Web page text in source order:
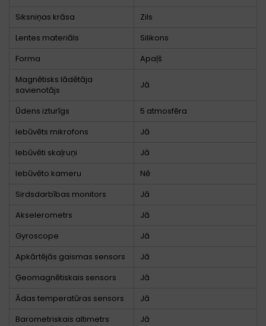
Siksniņas krāsa
Zils
Lentes materiāls
Silikons
Forma
Apaļš
Magnētisks lādētāja
savienotājs
Jā
Ūdens izturīgs
5 atmosfēra
Iebūvēts mikrofons
Jā
Iebūvēti skaļruņi
Jā
Iebūvēto kameru
Nē
Sirdsdarbības monitors
Jā
Akselerometrs
Jā
Gyroscope
Jā
Apkārtējās gaismas sensors
Jā
Ģeomagnētiskais sensors
Jā
Ādas temperatūras sensors
Jā
Barometriskais altimetrs
Jā